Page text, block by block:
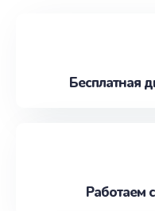
Бесплатная
Работаем